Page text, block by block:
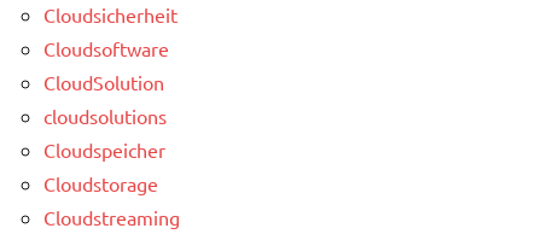
Cloudsicherheit
Cloudsoftware
CloudSolution
cloudsolutions
Cloudspeicher
Cloudstorage
Cloudstreaming